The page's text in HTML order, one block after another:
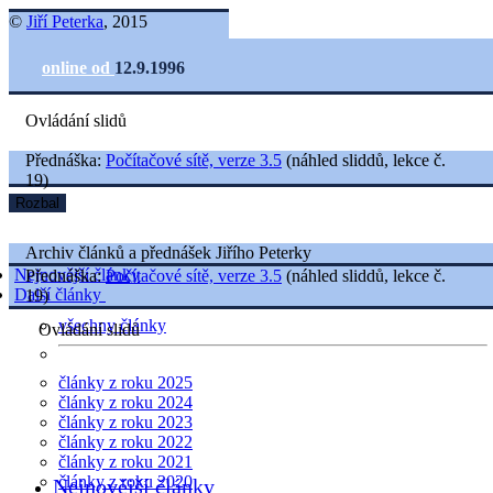
© Jiří Peterka, 2015
online od 12.9.1996
Ovládání slidů
Nejnovější články
Další články
všechny články
články z roku 2025
články z roku 2024
články z roku 2023
články z roku 2022
články z roku 2021
články z roku 2020
Přednáška: Počítačové sítě, verze 3.5 (náhled sliddů, lekce č.
19)
Rozbal
Archiv článků a přednášek Jiřího Peterky
Přednáška:Počítačové sítě, verze 3.5 (náhled sliddů, lekce č.
19)
Ovládání slidů
Nejnovější články